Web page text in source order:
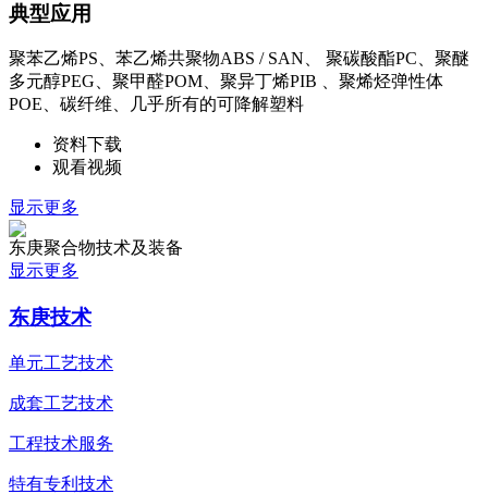
典型应用
聚苯乙烯PS、苯乙烯共聚物ABS / SAN、 聚碳酸酯PC、聚醚
多元醇PEG、聚甲醛POM、聚异丁烯PIB 、聚烯烃弹性体
POE、碳纤维、几乎所有的可降解塑料
资料下载
观看视频
显示更多
东庚聚合物技术及装备
显示更多
东庚技术
单元工艺技术
成套工艺技术
工程技术服务
特有专利技术